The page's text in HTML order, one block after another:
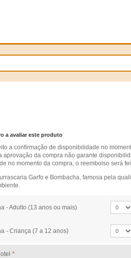
a avaliar este produto
a confirmação de disponibilidade no
aprovação da compra não garante
no momento da compra, o reembolso será
Garfo e Bombacha, famosa pela
- Adulto (13 anos ou mais)
- Criança (7 a 12 anos)
*